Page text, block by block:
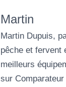
Martin
Martin Dupuis,
pêche et fervent
meilleurs
sur